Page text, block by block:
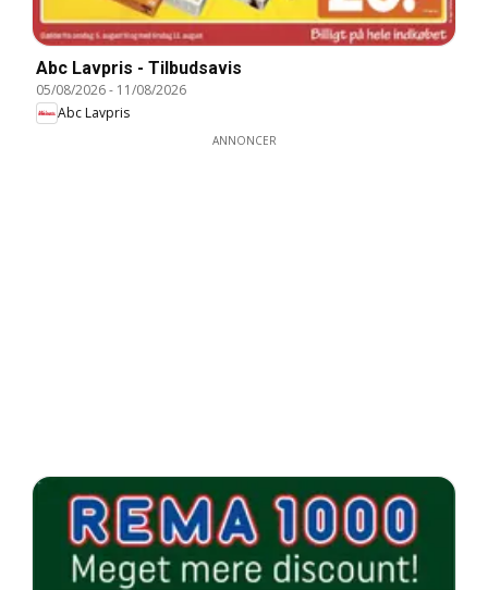
Abc Lavpris - Tilbudsavis
05/08/2026- 11/08/2026
Abc Lavpris
ANNONCER